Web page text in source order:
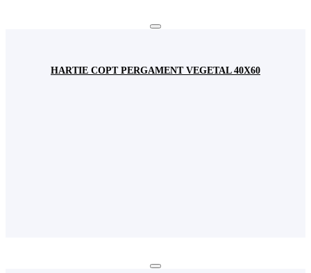
HARTIE COPT PERGAMENT VEGETAL 40X60